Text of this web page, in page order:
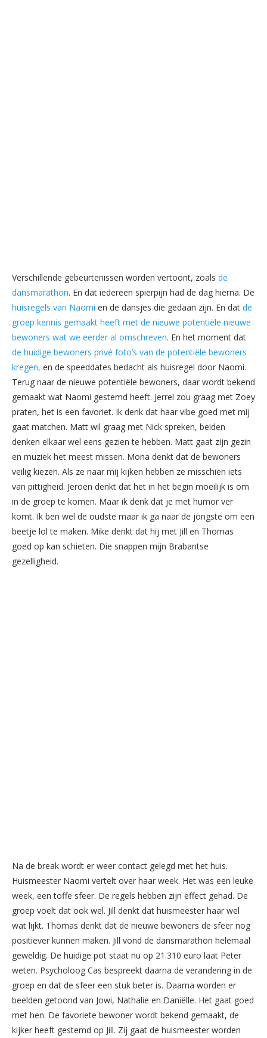
Verschillende gebeurtenissen worden vertoont, zoals de
dansmarathon. En dat iedereen spierpijn had de dag hierna. De
huisregels van Naomi en de dansjes die gedaan zijn. En dat de
groep kennis gemaakt heeft met de nieuwe potentiële nieuwe
bewoners wat we eerder al omschreven. En het moment dat
de huidige bewoners privé foto’s van de potentiële bewoners
kregen, en de speeddates bedacht als huisregel door Naomi.
Terug naar de nieuwe potentiële bewoners, daar wordt bekend
gemaakt wat Naomi gestemd heeft. Jerrel zou graag met Zoey
praten, het is een favoriet. Ik denk dat haar vibe goed met mij
gaat matchen. Matt wil graag met Nick spreken, beiden
denken elkaar wel eens gezien te hebben. Matt gaat zijn gezin
en muziek het meest missen. Mona denkt dat de bewoners
veilig kiezen. Als ze naar mij kijken hebben ze misschien iets
van pittigheid. Jeroen denkt dat het in het begin moeilijk is om
in de groep te komen. Maar ik denk dat je met humor ver
komt. Ik ben wel de oudste maar ik ga naar de jongste om een
beetje lol te maken. Mike denkt dat hij met Jill en Thomas
goed op kan schieten. Die snappen mijn Brabantse
gezelligheid.
Na de break wordt er weer contact gelegd met het huis.
Huismeester Naomi vertelt over haar week. Het was een leuke
week, een toffe sfeer. De regels hebben zijn effect gehad. De
groep voelt dat ook wel. Jill denkt dat huismeester haar wel
wat lijkt. Thomas denkt dat de nieuwe bewoners de sfeer nog
positiever kunnen maken. Jill vond de dansmarathon helemaal
geweldig. De huidige pot staat nu op 21.310 euro laat Peter
weten. Psycholoog Cas bespreekt daarna de verandering in de
groep en dat de sfeer een stuk beter is. Daarna worden er
beelden getoond van Jowi, Nathalie en Daniëlle. Het gaat goed
met hen. De favoriete bewoner wordt bekend gemaakt, de
kijker heeft gestemd op Jill. Zij gaat de huismeester worden